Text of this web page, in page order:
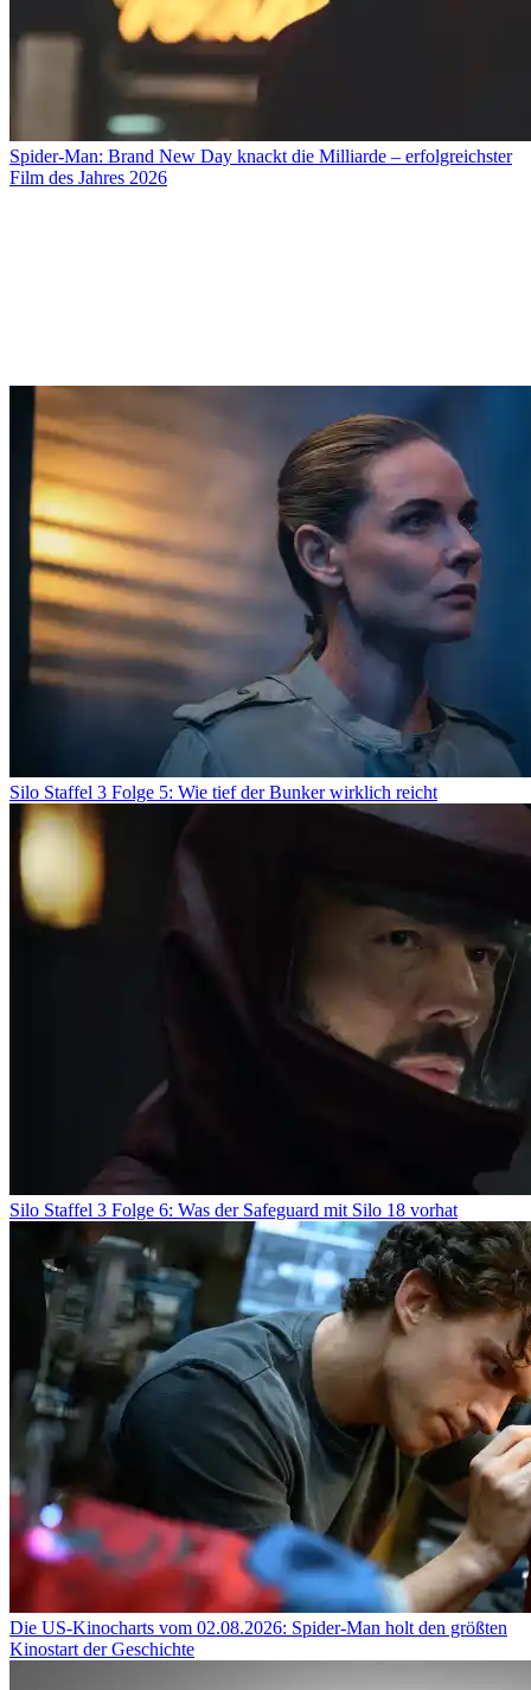
Spider-Man: Brand New Day knackt die Milliarde – erfolgreichster
Film des Jahres 2026
Silo Staffel 3 Folge 5: Wie tief der Bunker wirklich reicht
Silo Staffel 3 Folge 6: Was der Safeguard mit Silo 18 vorhat
Die US-Kinocharts vom 02.08.2026: Spider-Man holt den größten
Kinostart der Geschichte